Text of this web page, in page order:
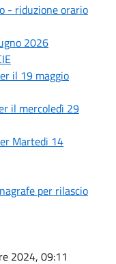
- riduzione orario
2026
il 19 maggio
il mercoledì 29
Martedi 14
per rilascio
2024, 09:11